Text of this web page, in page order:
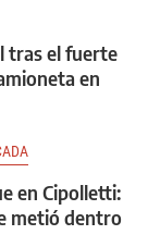
tras el fuerte
en
en Cipolletti:
metió dentro